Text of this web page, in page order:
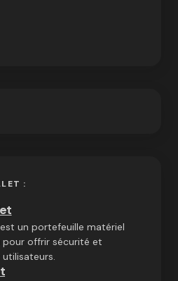
:
un portefeuille matériel
pour offrir sécurité et